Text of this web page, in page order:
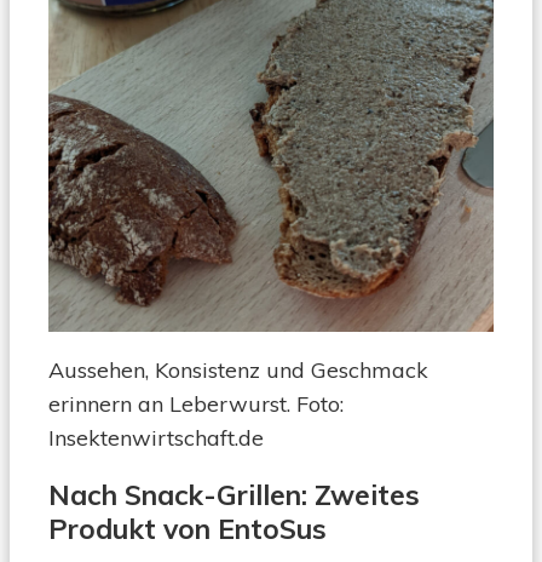
Aussehen, Konsistenz und Geschmack
erinnern an Leberwurst. Foto:
Insektenwirtschaft.de
Nach Snack-Grillen: Zweites
Produkt von EntoSus